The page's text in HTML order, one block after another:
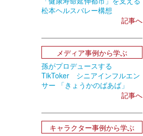
松本ヘルスバレー構想
記事へ
メディア事例から学ぶ
孫がプロデュースする
TikToker シニアインフルエン
サー 「きょうかのばあば」
記事へ
キャラクター事例から学ぶ